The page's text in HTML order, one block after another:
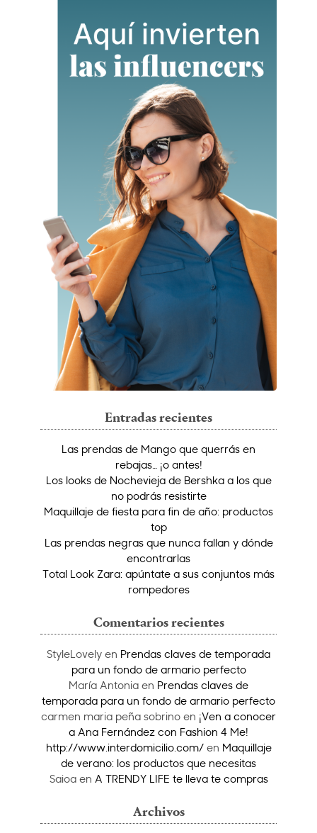
Entradas recientes
Las prendas de Mango que querrás en
rebajas… ¡o antes!
Los looks de Nochevieja de Bershka a los que
no podrás resistirte
Maquillaje de fiesta para fin de año: productos
top
Las prendas negras que nunca fallan y dónde
encontrarlas
Total Look Zara: apúntate a sus conjuntos más
rompedores
Comentarios recientes
StyleLovely en Prendas claves de temporada
para un fondo de armario perfecto
María Antonia en Prendas claves de
temporada para un fondo de armario perfecto
carmen maria peña sobrino en ¡Ven a conocer
a Ana Fernández con Fashion 4 Me!
http://www.interdomicilio.com/en Maquillaje
de verano: los productos que necesitas
Saioaen A TRENDY LIFE te lleva te compras
Archivos